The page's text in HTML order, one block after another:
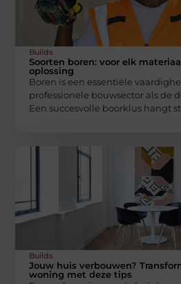
Builds
Soorten boren: voor elk
oplossing
Boren is een essentiële
professionele bouwsector als de
Een succesvolle boorklus hangt
Builds
Jouw huis verbouwen?
woning met deze tips